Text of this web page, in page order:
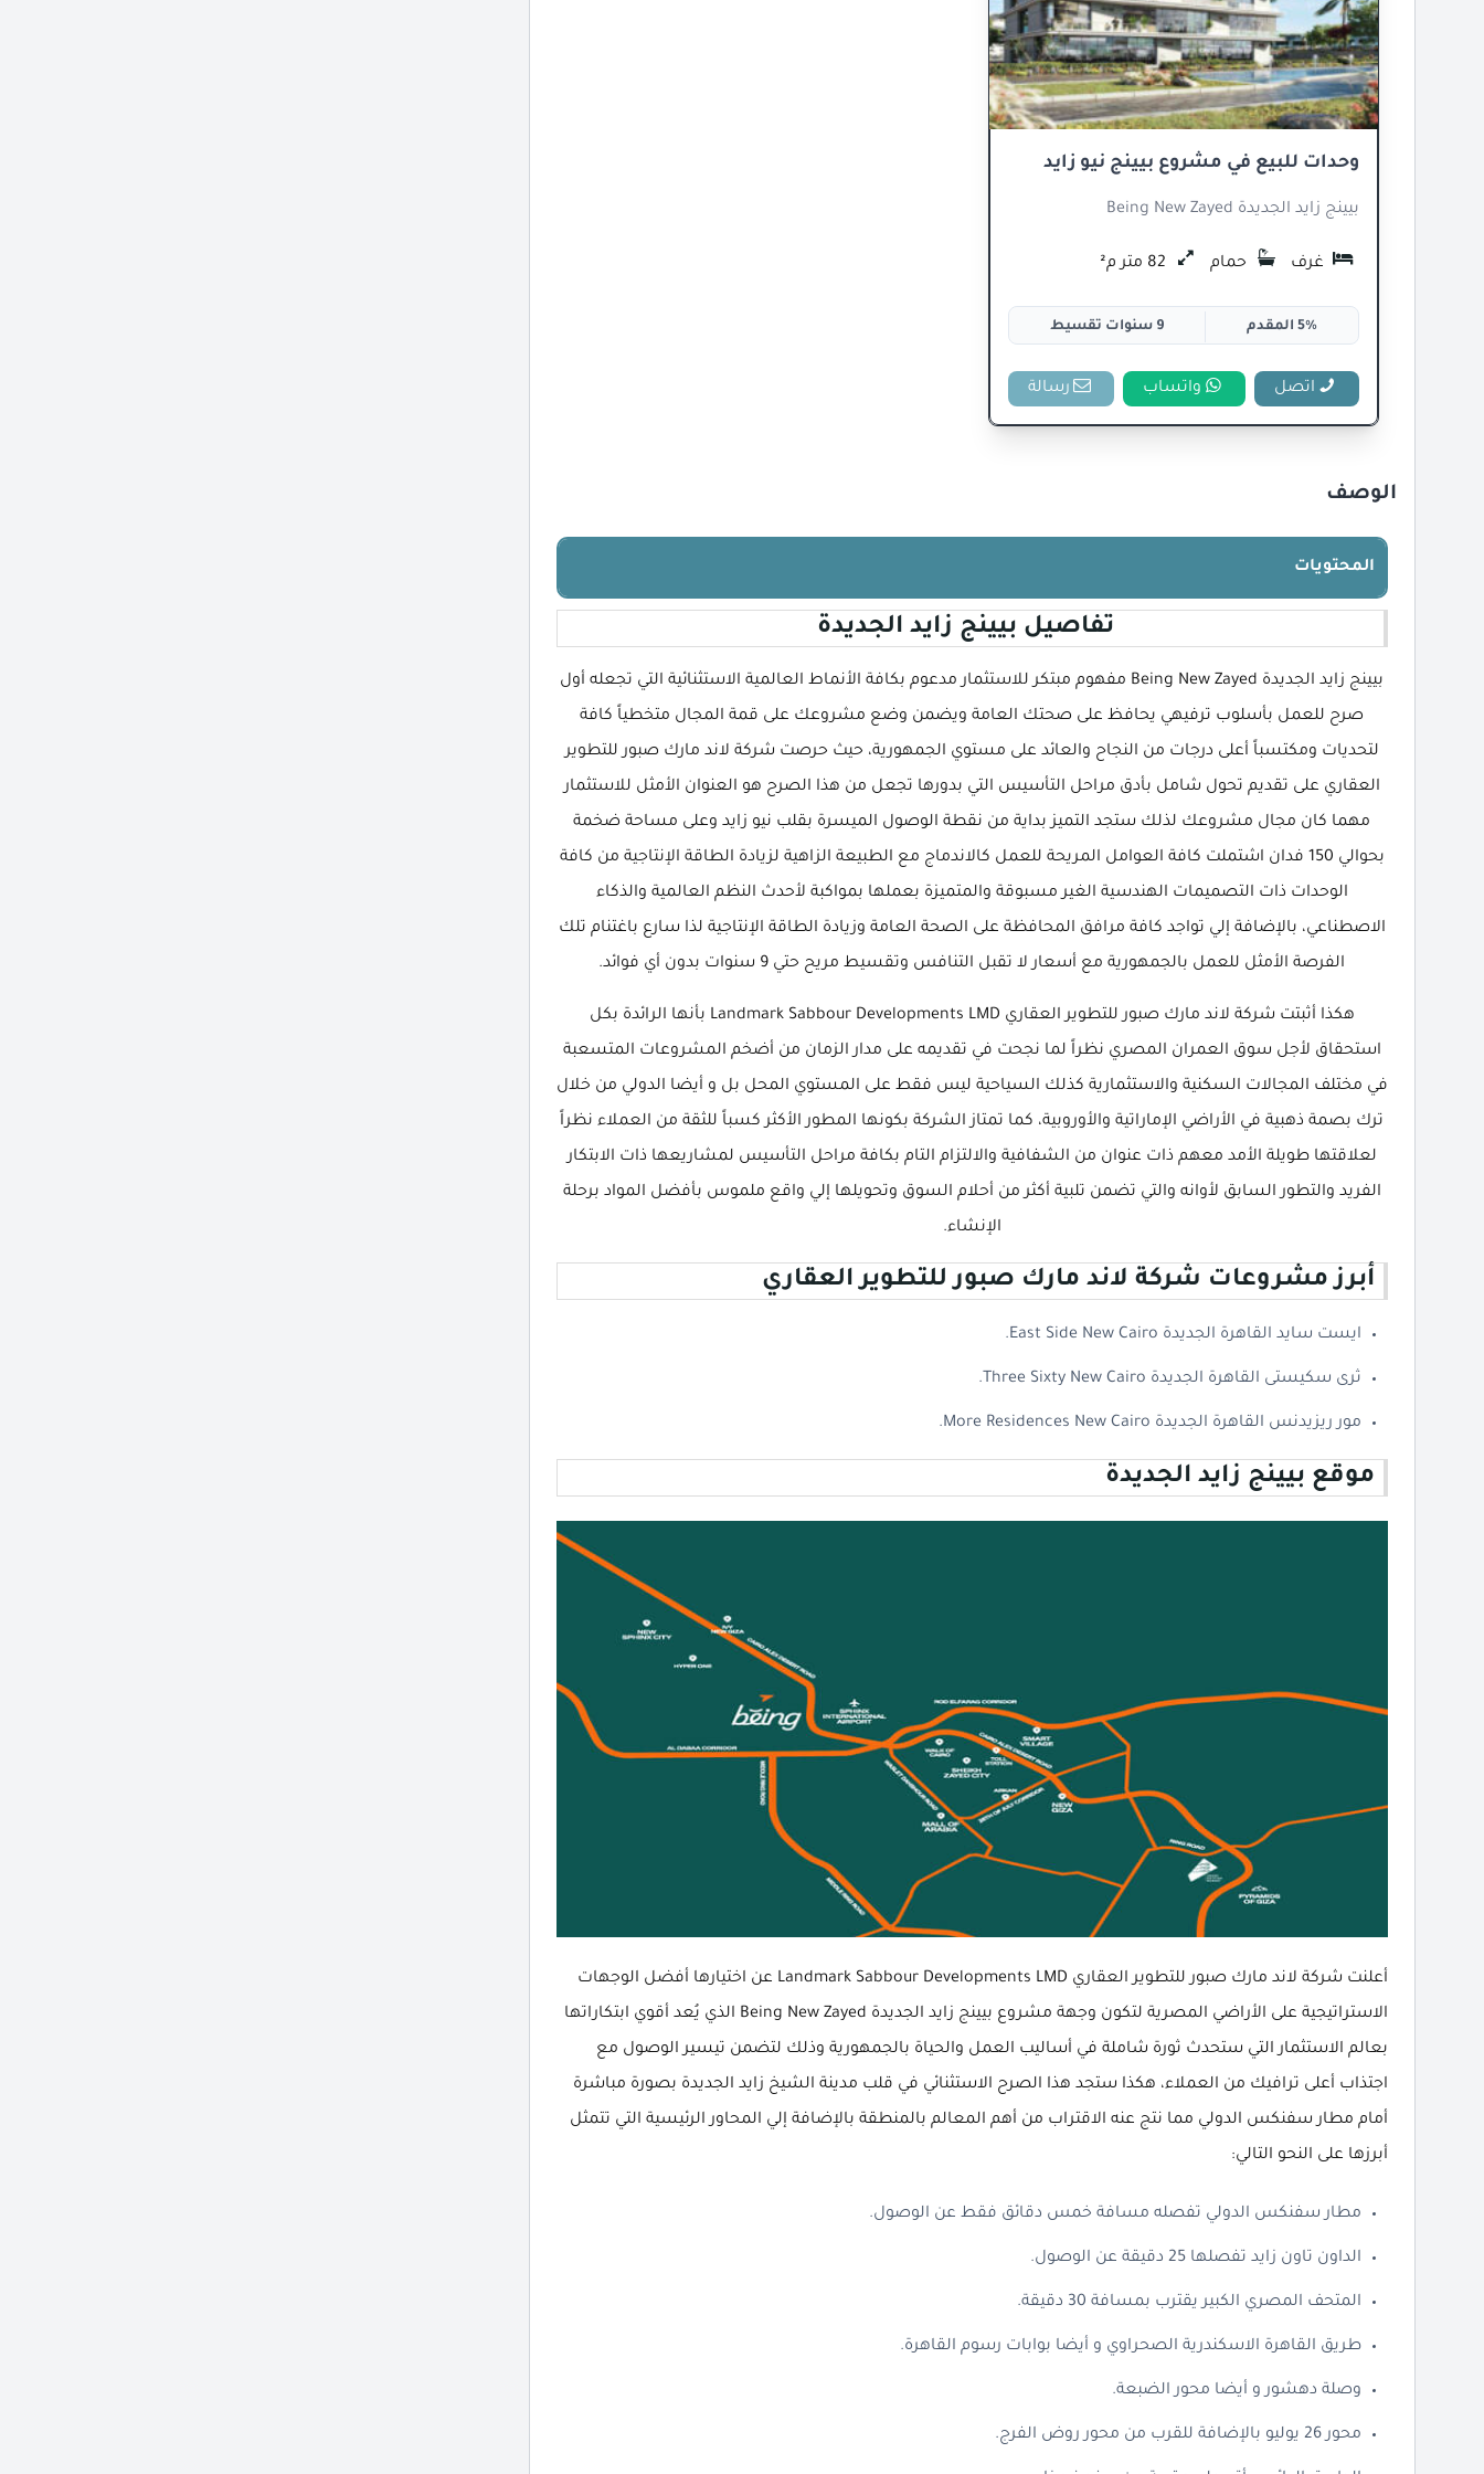
وحدات للبيع في مشروع بيينج نيو زايد
بيينج زايد الجديدة Being New Zayed
غرف حمام 82 متر م²
5% المقدم 9 سنوات تقسيط
اتصل واتساب رسالة
الوصف
المحتويات
تفاصيل بيينج زايد الجديدة
بيينج زايد الجديدة Being New Zayed مفهوم مبتكر للاستثمار مدعوم بكافة الأنماط العالمية الاستثنائية التي تجعله أول
صرح للعمل بأسلوب ترفيهي يحافظ على صحتك العامة ويضمن وضع مشروعك على قمة المجال متخطياً كافة
لتحديات ومكتسباً أعلى درجات من النجاح والعائد على مستوي الجمهورية، حيث حرصت شركة لاند مارك صبور للتطوير
العقاري على تقديم تحول شامل بأدق مراحل التأسيس التي بدورها تجعل من هذا الصرح هو العنوان الأمثل للاستثمار
مهما كان مجال مشروعك لذلك ستجد التميز بداية من نقطة الوصول الميسرة بقلب نيو زايد وعلى مساحة ضخمة
بحوالي 150 فدان اشتملت كافة العوامل المريحة للعمل كالاندماج مع الطبيعة الزاهية لزيادة الطاقة الإنتاجية من كافة
الوحدات ذات التصميمات الهندسية الغير مسبوقة والمتميزة بعملها بمواكبة لأحدث النظم العالمية والذكاء
الاصطناعي، بالإضافة إلي تواجد كافة مرافق المحافظة على الصحة العامة وزيادة الطاقة الإنتاجية لذا سارع باغتنام تلك
الفرصة الأمثل للعمل بالجمهورية مع أسعار لا تقبل التنافس وتقسيط مريح حتي 9 سنوات بدون أي فوائد.
هكذا أثبتت شركة لاند مارك صبور للتطوير العقاري Landmark Sabbour Developments LMD بأنها الرائدة بكل
استحقاق لأجل سوق العمران المصري نظراً لما نجحت في تقديمه على مدار الزمان من أضخم المشروعات المتسعبة
في مختلف المجالات السكنية والاستثمارية كذلك السياحية ليس فقط على المستوي المحل بل و أيضا الدولي من خلال
ترك بصمة ذهبية في الأراضي الإماراتية والأوروبية، كما تمتاز الشركة بكونها المطور الأكثر كسباً للثقة من العملاء نظراً
لعلاقتها طويلة الأمد معهم ذات عنوان من الشفافية والالتزام التام بكافة مراحل التأسيس لمشاريعها ذات الابتكار
الفريد والتطور السابق لأوانه والتي تضمن تلبية أكثر من أحلام السوق وتحويلها إلي واقع ملموس بأفضل المواد برحلة
الإنشاء.
أبرز مشروعات شركة لاند مارك صبور للتطوير العقاري
ايست سايد القاهرة الجديدة East Side New Cairo.
ثرى سكيستى القاهرة الجديدة Three Sixty New Cairo.
مور ريزيدنس القاهرة الجديدة More Residences New Cairo.
موقع بيينج زايد الجديدة
أعلنت شركة لاند مارك صبور للتطوير العقاري Landmark Sabbour Developments LMD عن اختيارها أفضل الوجهات
الاستراتيجية على الأراضي المصرية لتكون وجهة مشروع بيينج زايد الجديدة Being New Zayed الذي يُعد أقوي ابتكاراتها
بعالم الاستثمار التي ستحدث ثورة شاملة في أساليب العمل والحياة بالجمهورية وذلك لتضمن تيسير الوصول مع
اجتذاب أعلى ترافيك من العملاء، هكذا ستجد هذا الصرح الاستثنائي في قلب مدينة الشيخ زايد الجديدة بصورة مباشرة
أمام مطار سفنكس الدولي مما نتج عنه الاقتراب من أهم المعالم بالمنطقة بالإضافة إلي المحاور الرئيسية التي تتمثل
أبرزها على النحو التالي:
مطار سفنكس الدولي تفصله مسافة خمس دقائق فقط عن الوصول.
الداون تاون زايد تفصلها 25 دقيقة عن الوصول.
المتحف المصري الكبير يقترب بمسافة 30 دقيقة.
طريق القاهرة الاسكندرية الصحراوي و أيضا بوابات رسوم القاهرة.
وصلة دهشور و أيضا محور الضبعة.
محور 26 يوليو بالإضافة للقرب من محور روض الفرج.